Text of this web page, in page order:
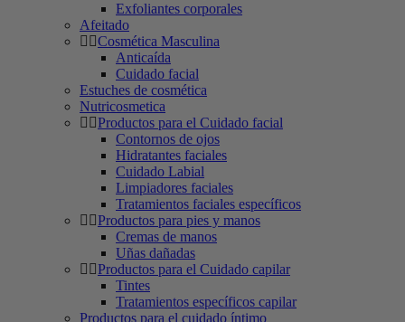
Exfoliantes corporales
Afeitado
Cosmética Masculina
Anticaída
Cuidado facial
Estuches de cosmética
Nutricosmetica
Productos para el Cuidado facial
Contornos de ojos
Hidratantes faciales
Cuidado Labial
Limpiadores faciales
Tratamientos faciales específicos
Productos para pies y manos
Cremas de manos
Uñas dañadas
Productos para el Cuidado capilar
Tintes
Tratamientos específicos capilar
Productos para el cuidado íntimo